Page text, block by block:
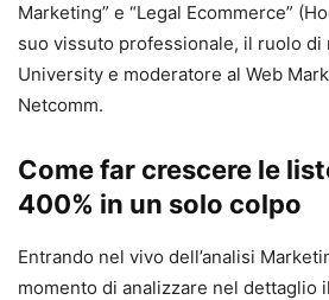
Marketing” e “Legal Ecommerce”
suo vissuto professionale, il ruolo di
University e moderatore al Web
Netcomm.
Come far crescere le
400% in un solo colpo
Entrando nel vivo dell’analisi
momento di analizzare nel dettaglio il